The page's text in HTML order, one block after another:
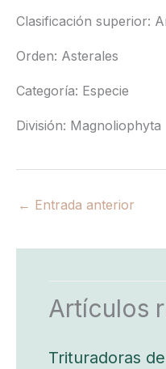
Clasificación superior:
Orden: Asterales
Categoría: Especie
División: Magnoliophyta
← Entrada anterior
Artículos
Trituradoras